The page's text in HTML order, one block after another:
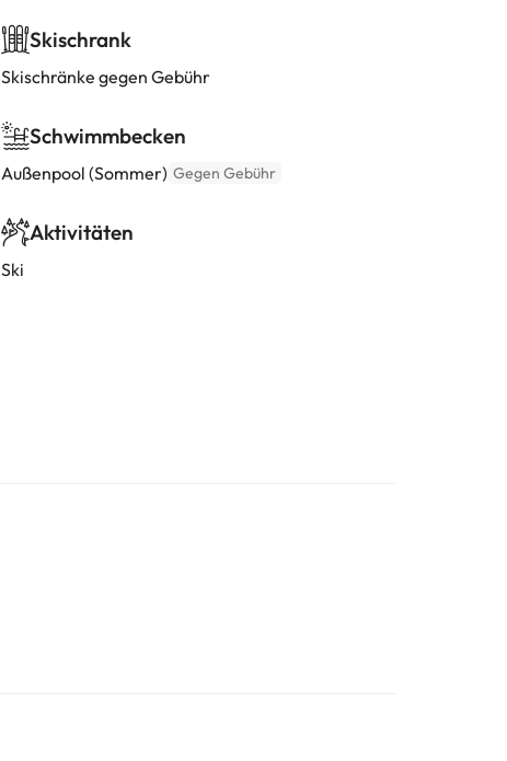
Skischrank
Skischränke gegen Gebühr
Schwimmbecken
Außenpool (Sommer) Gegen Gebühr
Aktivitäten
Ski